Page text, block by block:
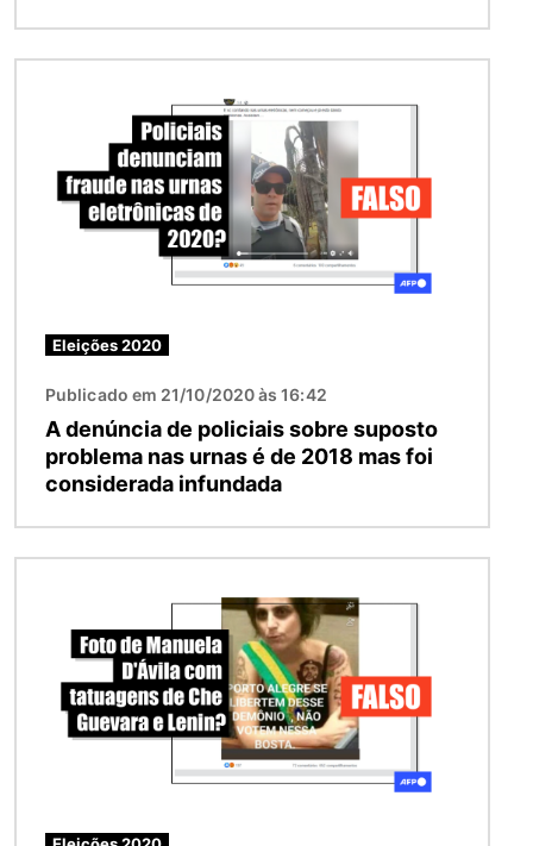
Eleições 2020
Publicado em 21/10/2020 às 16:42
A denúncia de policiais sobre suposto
problema nas urnas é de 2018 mas foi
considerada infundada